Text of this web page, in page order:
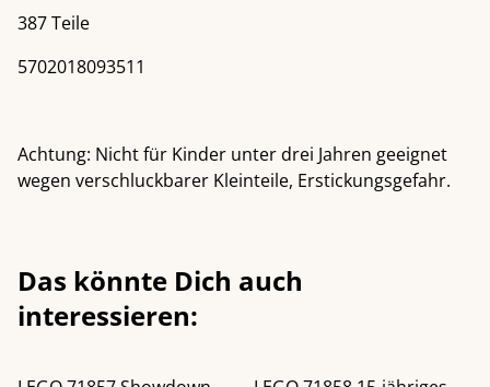
387 Teile
5702018093511
Achtung: Nicht für Kinder unter drei Jahren geeignet
wegen verschluckbarer Kleinteile, Erstickungsgefahr.
Das könnte Dich auch
interessieren: